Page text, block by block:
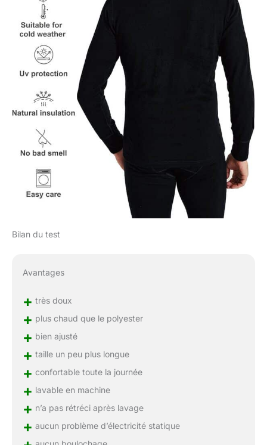
Bilan du test
Avantages
+ très doux
+ plus chaud que le polyester
+ bien ajusté
+ taille un peu plus longue
+ confortable toute la journée
+ lavable en machine
+ n’a pas rétréci après lavage
+ aucun problème d’électricité statique